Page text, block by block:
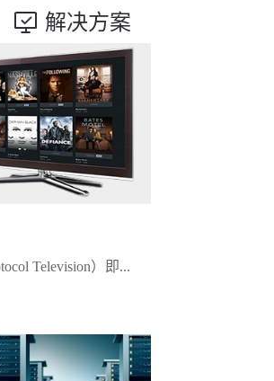
解决方案
Television）即...